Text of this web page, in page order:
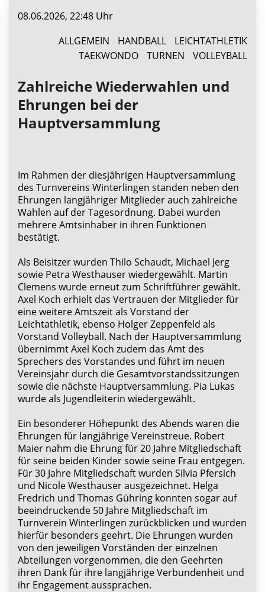
08.06.2026, 22:48 Uhr
ALLGEMEIN
HANDBALL
LEICHTATHLETIK
TAEKWONDO
TURNEN VOLLEYBALL
Zahlreiche Wiederwahlen und
Ehrungen bei der
Hauptversammlung
Im Rahmen der diesjährigen Hauptversammlung
des Turnvereins Winterlingen standen neben den
Ehrungen langjähriger Mitglieder auch zahlreiche
Wahlen auf der Tagesordnung. Dabei wurden
mehrere Amtsinhaber in ihren Funktionen
bestätigt.
Als Beisitzer wurden Thilo Schaudt, Michael Jerg
sowie Petra Westhauser wiedergewählt. Martin
Clemens wurde erneut zum Schriftführer gewählt.
Axel Koch erhielt das Vertrauen der Mitglieder für
eine weitere Amtszeit als Vorstand der
Leichtathletik, ebenso Holger Zeppenfeld als
Vorstand Volleyball. Nach der Hauptversammlung
übernimmt Axel Koch zudem das Amt des
Sprechers des Vorstandes und führt im neuen
Vereinsjahr durch die Gesamtvorstandssitzungen
sowie die nächste Hauptversammlung. Pia Lukas
wurde als Jugendleiterin wiedergewählt.
Ein besonderer Höhepunkt des Abends waren die
Ehrungen für langjährige Vereinstreue. Robert
Maier nahm die Ehrung für 20 Jahre Mitgliedschaft
für seine beiden Kinder sowie seine Frau entgegen.
Für 30 Jahre Mitgliedschaft wurden Silvia Pfersich
und Nicole Westhauser ausgezeichnet. Helga
Fredrich und Thomas Gühring konnten sogar auf
beeindruckende 50 Jahre Mitgliedschaft im
Turnverein Winterlingen zurückblicken und wurden
hierfür besonders geehrt. Die Ehrungen wurden
von den jeweiligen Vorständen der einzelnen
Abteilungen vorgenommen, die den Geehrten
ihren Dank für ihre langjährige Verbundenheit und
ihr Engagement aussprachen.